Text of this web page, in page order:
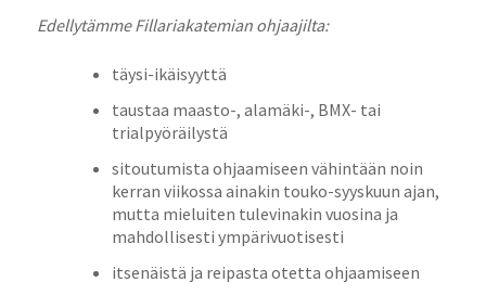
Edellytämme Fillariakatemian ohjaajilta:
täysi-ikäisyyttä
taustaa maasto-, alamäki-, BMX- tai
trialpyöräilystä
sitoutumista ohjaamiseen vähintään noin
kerran viikossa ainakin touko-syyskuun ajan,
mutta mieluiten tulevinakin vuosina ja
mahdollisesti ympärivuotisesti
itsenäistä ja reipasta otetta ohjaamiseen